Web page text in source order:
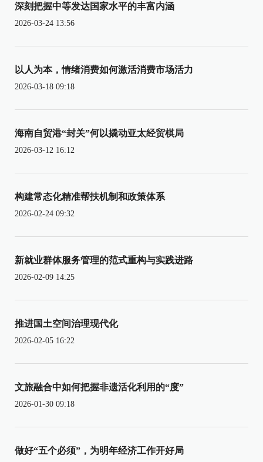
深刻把握中等发达国家水平的丰富内涵
2026-03-24 13:56
以人为本，情绪消费如何激活消费市场活力
2026-03-18 09:18
海南自贸港“封关”何以撬动亚太经贸棋局
2026-03-12 16:12
构建常态化精准帮扶机制和政策体系
2026-02-24 09:32
新就业群体服务管理的范式重构与实践进路
2026-02-09 14:25
推进国土空间治理现代化
2026-02-05 16:22
文旅融合中如何把握非遗活化利用的“度”
2026-01-30 09:18
做好“五个必须”，为明年经济工作开好局